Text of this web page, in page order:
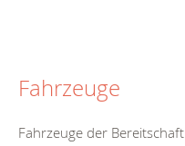
Fahrzeuge
Fahrzeuge der Bereitschaft